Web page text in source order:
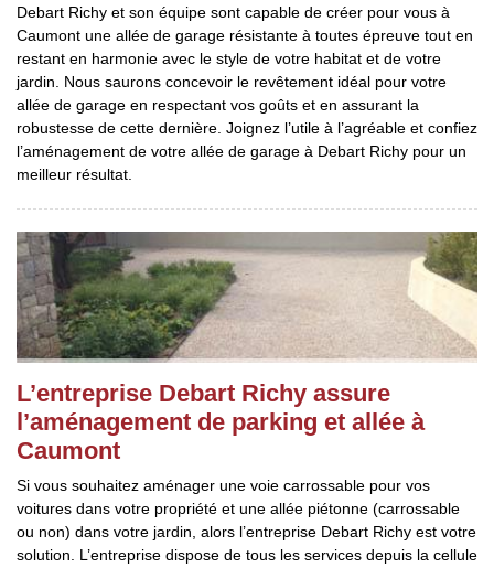
Debart Richy et son équipe sont capable de créer pour vous à
Caumont une allée de garage résistante à toutes épreuve tout en
restant en harmonie avec le style de votre habitat et de votre
jardin. Nous saurons concevoir le revêtement idéal pour votre
allée de garage en respectant vos goûts et en assurant la
robustesse de cette dernière. Joignez l’utile à l’agréable et confiez
l’aménagement de votre allée de garage à Debart Richy pour un
meilleur résultat.
L’entreprise Debart Richy assure
l’aménagement de parking et allée à
Caumont
Si vous souhaitez aménager une voie carrossable pour vos
voitures dans votre propriété et une allée piétonne (carrossable
ou non) dans votre jardin, alors l’entreprise Debart Richy est votre
solution. L’entreprise dispose de tous les services depuis la cellule